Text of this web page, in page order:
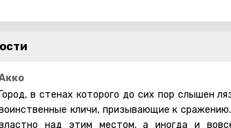
Город, в стенах которого до сих пор слышен
кличи, призывающие к
над этим местом, а иногда и